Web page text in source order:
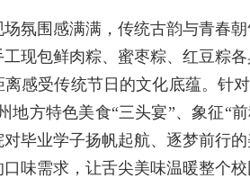
场氛围感满满，传统古韵与青春
现包鲜肉粽、蜜枣粽、红豆粽
离感受传统节日的文化底蕴。针
地方特色美食“三头宴”、象征“
毕业学子扬帆起航、逐梦前行
味需求，让舌尖美味温暖整个校